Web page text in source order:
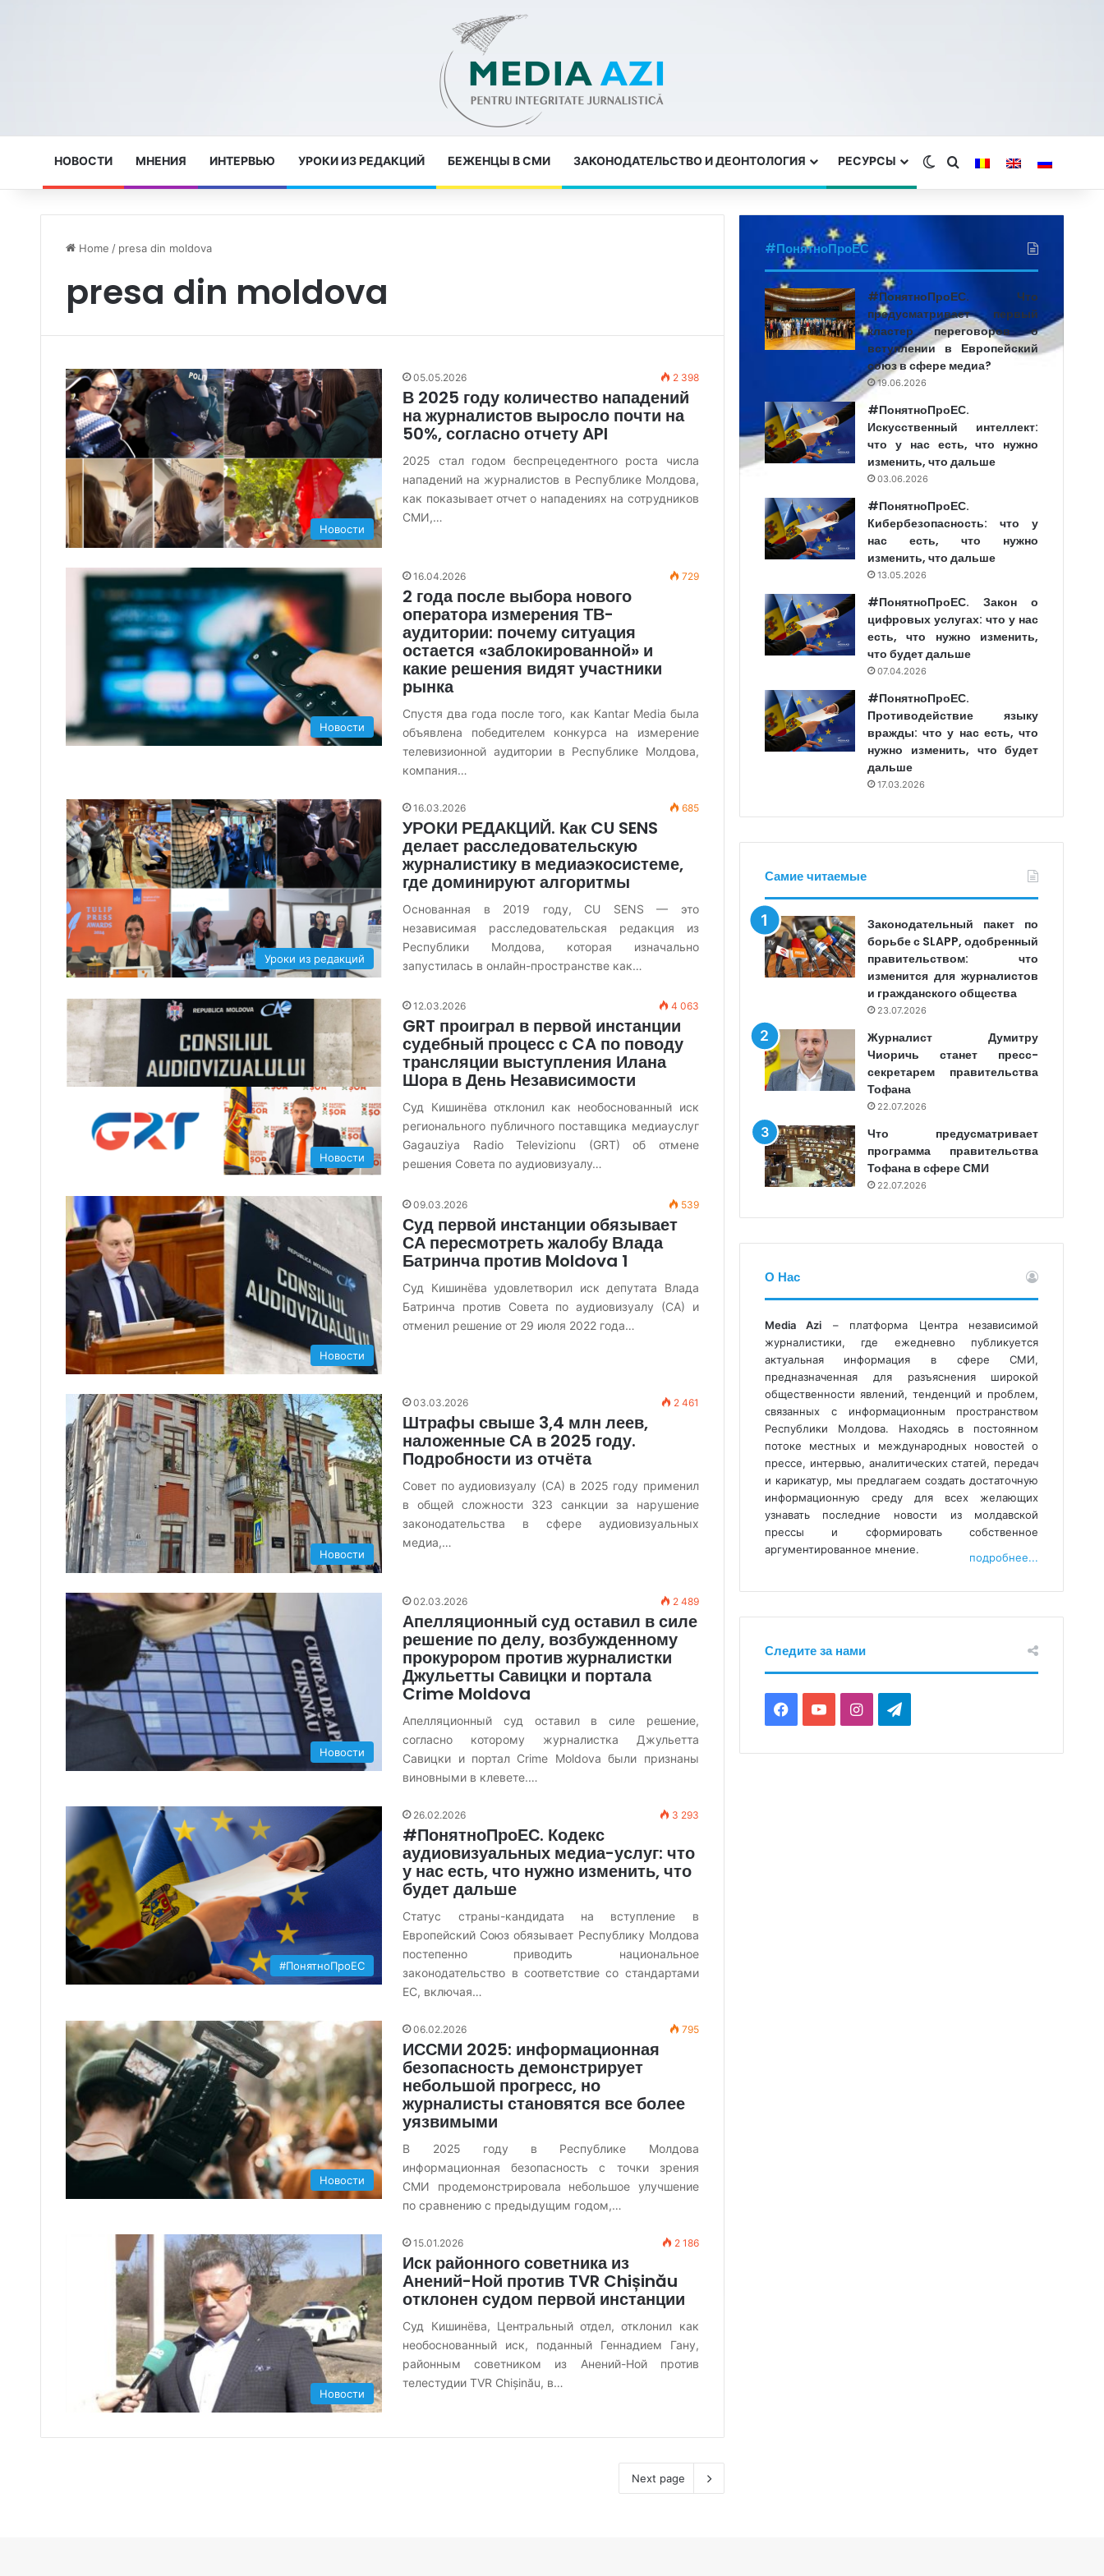
НОВОСТИ МНЕНИЯ ИНТЕРВЬЮ УРОКИ ИЗ РЕДАКЦИЙ БЕЖЕНЦЫ В СМИ ЗАКОНОДАТЕЛЬСТВО И ДЕОНТОЛОГИЯ РЕСУРСЫ Switch skin
Search for
Home / presa din moldova
presa din moldova
Новости
05.05.2026 2 398
В 2025 году количество нападений
на журналистов выросло почти на
50%, согласно отчету API
2025 стал годом беспрецедентного роста числа
нападений на журналистов в Республике Молдова,
как показывает отчет о нападениях на сотрудников
СМИ,…
Новости
16.04.2026 729
2 года после выбора нового
оператора измерения ТВ-
аудитории: почему ситуация
остается «заблокированной» и
какие решения видят участники
рынка
Спустя два года после того, как Kantar Media была
объявлена победителем конкурса на измерение
телевизионной аудитории в Республике Молдова,
компания…
Уроки из редакций
16.03.2026 685
УРОКИ РЕДАКЦИЙ. Как CU SENS
делает расследовательскую
журналистику в медиаэкосистеме,
где доминируют алгоритмы
Основанная в 2019 году, CU SENS — это
независимая расследовательская редакция из
Республики Молдова, которая изначально
запустилась в онлайн-пространстве как…
Новости
12.03.2026 4 063
GRT проиграл в первой инстанции
судебный процесс с CA по поводу
трансляции выступления Илана
Шора в День Независимости
Суд Кишинёва отклонил как необоснованный иск
регионального публичного поставщика медиауслуг
Gagauziya Radio Televizionu (GRT) об отмене
решения Совета по аудиовизуалу…
Новости
09.03.2026 539
Суд первой инстанции обязывает
СА пересмотреть жалобу Влада
Батринча против Moldova 1
Суд Кишинёва удовлетворил иск депутата Влада
Батринча против Совета по аудиовизуалу (СА) и
отменил решение от 29 июля 2022 года…
Новости
03.03.2026 2 461
Штрафы свыше 3,4 млн леев,
наложенные СА в 2025 году.
Подробности из отчёта
Совет по аудиовизуалу (СА) в 2025 году применил
в общей сложности 323 санкции за нарушение
законодательства в сфере аудиовизуальных
медиа,…
Новости
02.03.2026 2 489
Апелляционный суд оставил в силе
решение по делу, возбужденному
прокурором против журналистки
Джульетты Савицки и портала
Crime Moldova
Апелляционный суд оставил в силе решение,
согласно которому журналистка Джульетта
Савицки и портал Crime Moldova были признаны
виновными в клевете.…
#ПонятноПроЕС
26.02.2026 3 293
#ПонятноПроЕС. Кодекс
аудиовизуальных медиа-услуг: что
у нас есть, что нужно изменить, что
будет дальше
Статус страны-кандидата на вступление в
Европейский Союз обязывает Республику Молдова
постепенно приводить национальное
законодательство в соответствие со стандартами
ЕС, включая…
Новости
06.02.2026 795
ИССМИ 2025: информационная
безопасность демонстрирует
небольшой прогресс, но
журналисты становятся все более
уязвимыми
В 2025 году в Республике Молдова
информационная безопасность с точки зрения
СМИ продемонстрировала небольшое улучшение
по сравнению с предыдущим годом,…
Новости
15.01.2026 2 186
Иск районного советника из
Анений-Ной против TVR Chișinău
отклонен судом первой инстанции
Суд Кишинёва, Центральный отдел, отклонил как
необоснованный иск, поданный Геннадием Гану,
районным советником из Анений-Ной против
телестудии TVR Chișinău, в…
Next page
#ПонятноПроЕС
#ПонятноПроЕС. Что
предусматривает первый
кластер переговоров о
вступлении в Европейский
союз в сфере медиа?
19.06.2026
#ПонятноПроЕС.
Искусственный интеллект:
что у нас есть, что нужно
изменить, что дальше
03.06.2026
#ПонятноПроЕС.
Кибербезопасность: что у
нас есть, что нужно
изменить, что дальше
13.05.2026
#ПонятноПроЕС. Закон о
цифровых услугах: что у нас
есть, что нужно изменить,
что будет дальше
07.04.2026
#ПонятноПроЕС.
Противодействие языку
вражды: что у нас есть, что
нужно изменить, что будет
дальше
17.03.2026
Самие читаемые
Законодательный пакет по
борьбе с SLAPP, одобренный
правительством: что
изменится для журналистов
и гражданского общества
23.07.2026
Журналист Думитру
Чиоричь станет пресс-
секретарем правительства
Тофана
22.07.2026
Что предусматривает
программа правительства
Тофана в сфере СМИ
22.07.2026
О Нас
Media Azi – платформа Центра независимой
журналистики, где ежедневно публикуется
актуальная информация в сфере СМИ,
предназначенная для разъяснения широкой
общественности явлений, тенденций и проблем,
связанных с информационным пространством
Республики Молдова. Находясь в постоянном
потоке местных и международных новостей о
прессе, интервью, аналитических статей, передач
и карикатур, мы предлагаем создать достаточную
информационную среду для всех желающих
узнавать последние новости из молдавской
прессы и сформировать собственное
аргументированное мнение.
подробнее...
Следите за нами
F
Y
I
T